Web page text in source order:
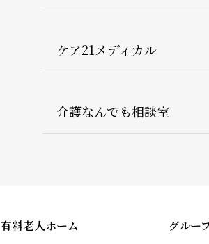
ケア21メディカル
介護なんでも相談室
有料老人ホーム グルー